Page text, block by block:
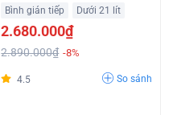
Bình gián tiếp Dưới 21 lít
2.680.000₫
2.890.000₫ -8%
4.5 So sánh